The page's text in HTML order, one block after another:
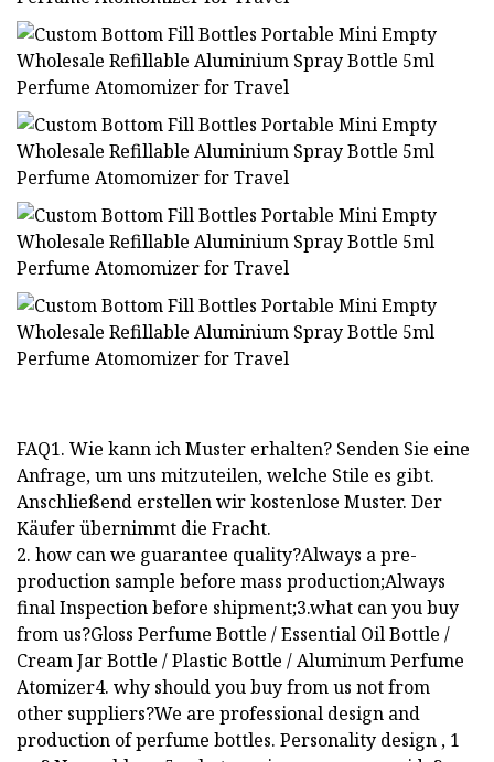
FAQ1. Wie kann ich Muster erhalten? Senden Sie eine
Anfrage, um uns mitzuteilen, welche Stile es gibt.
Anschließend erstellen wir kostenlose Muster. Der
Käufer übernimmt die Fracht.
2. how can we guarantee quality?Always a pre-
production sample before mass production;Always
final Inspection before shipment;3.what can you buy
from us?Gloss Perfume Bottle / Essential Oil Bottle /
Cream Jar Bottle / Plastic Bottle / Aluminum Perfume
Atomizer4. why should you buy from us not from
other suppliers?We are professional design and
production of perfume bottles. Personality design , 1